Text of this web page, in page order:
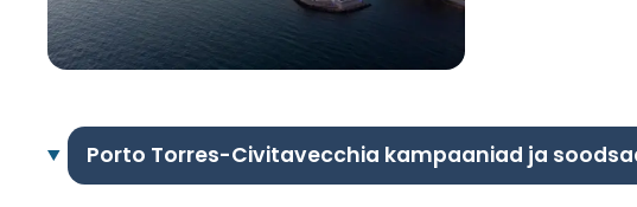
Porto Torres-Civitavecchia kampaaniad ja